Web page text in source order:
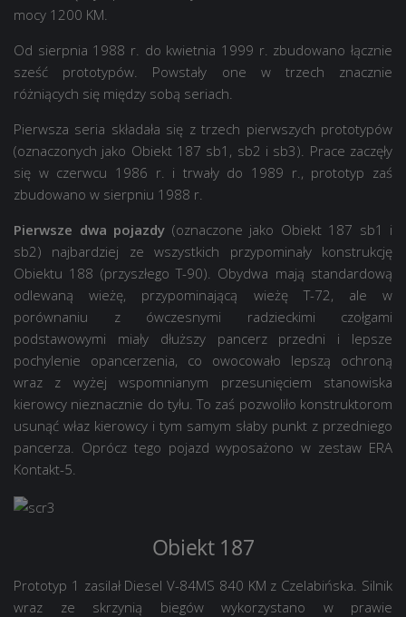
mocy 1200 KM.
Od sierpnia 1988 r. do kwietnia 1999 r. zbudowano łącznie
sześć prototypów. Powstały one w trzech znacznie
różniących się między sobą seriach.
Pierwsza seria składała się z trzech pierwszych prototypów
(oznaczonych jako Obiekt 187 sb1, sb2 i sb3). Prace zaczęły
się w czerwcu 1986 r. i trwały do 1989 r., prototyp zaś
zbudowano w sierpniu 1988 r.
Pierwsze dwa pojazdy (oznaczone jako Obiekt 187 sb1 i
sb2) najbardziej ze wszystkich przypominały konstrukcję
Obiektu 188 (przyszłego T-90). Obydwa mają standardową
odlewaną wieżę, przypominającą wieżę T-72, ale w
porównaniu z ówczesnymi radzieckimi czołgami
podstawowymi miały dłuższy pancerz przedni i lepsze
pochylenie opancerzenia, co owocowało lepszą ochroną
wraz z wyżej wspomnianym przesunięciem stanowiska
kierowcy nieznacznie do tyłu. To zaś pozwoliło konstruktorom
usunąć właz kierowcy i tym samym słaby punkt z przedniego
pancerza. Oprócz tego pojazd wyposażono w zestaw ERA
Kontakt-5.
Obiekt 187
Prototyp 1 zasilał Diesel V-84MS 840 KM z Czelabińska. Silnik
wraz ze skrzynią biegów wykorzystano w prawie